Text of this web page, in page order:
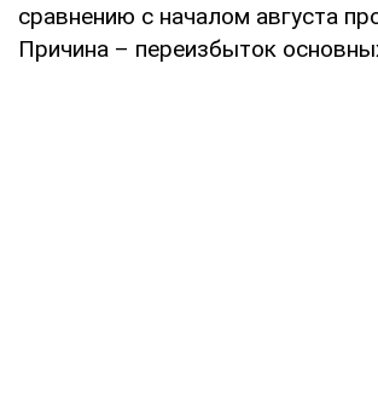
сравнению с началом августа
Причина – переизбыток